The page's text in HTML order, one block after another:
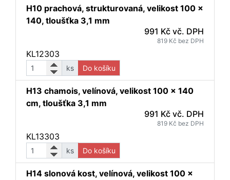
H10 prachová, strukturovaná, velikost 100 x
140, tloušťka 3,1 mm
991 Kč vč. DPH
819 Kč bez DPH
KL12303
ks Do košíku
H13 chamois, velínová, velikost 100 x 140
cm, tloušťka 3,1 mm
991 Kč vč. DPH
819 Kč bez DPH
KL13303
ks Do košíku
H14 slonová kost, velínová, velikost 100 x